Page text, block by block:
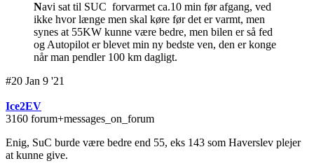
Navi sat til SUC forvarmet ca.10 min før afgang, ved
ikke hvor længe men skal køre før det er varmt, men
synes at 55KW kunne være bedre, men bilen er så fed
og Autopilot er blevet min ny bedste ven, den er konge
når man pendler 100 km dagligt.
#20 Jan 9 '21
Ice2EV
3160 forum+messages_on_forum
Enig, SuC burde være bedre end 55, eks 143 som Haverslev plejer
at kunne give.